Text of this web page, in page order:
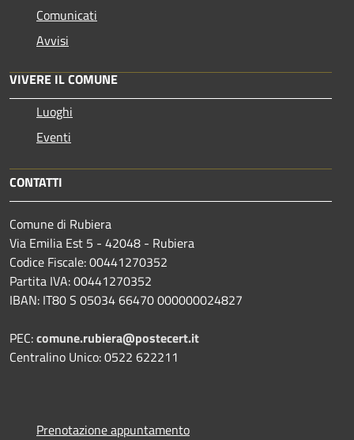
Comunicati
Avvisi
VIVERE IL COMUNE
Luoghi
Eventi
CONTATTI
Comune di Rubiera
Via Emilia Est 5 - 42048 - Rubiera
Codice Fiscale: 00441270352
Partita IVA: 00441270352
IBAN: IT80 S 05034 66470 000000024827
PEC:comune.rubiera@postecert.it
Centralino Unico: 0522 622211
Prenotazione appuntamento